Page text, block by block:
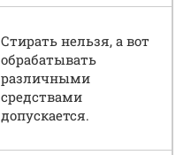
Стирать нельзя, а вот
обрабатывать
различными
средствами
допускается.